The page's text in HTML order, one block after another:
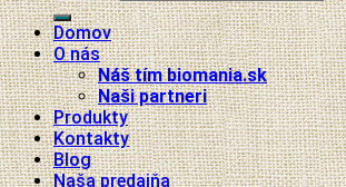
Domov
O nás
Náš tím biomania.sk
Naši partneri
Produkty
Kontakty
Blog
Naša predajňa